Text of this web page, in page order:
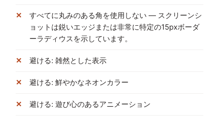
すべてに丸みのある角を使用しない — スクリーンシ
ョットは鋭いエッジまたは非常に特定の15pxボーダ
ーラディウスを示しています。
避ける: 雑然とした表示
避ける: 鮮やかなネオンカラー
避ける: 遊び心のあるアニメーション